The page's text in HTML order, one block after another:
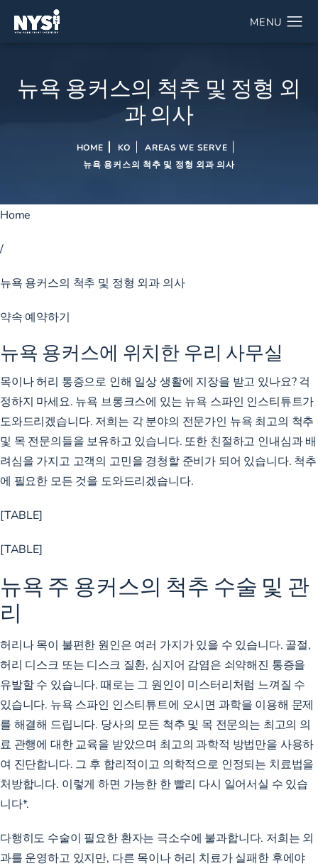
뉴욕 용커스의 척추 및 정형 외
과 의사
HOME KO
AREAS WE SERVE
뉴욕 용커스의 척추 및 정형 외과 의사
Home
/
뉴욕 용커스의 척추 및 정형 외과 의사
약속 예약하기
뉴욕 용커스에 위치한 우리 사무실
목이나 허리 통증으로 인해 일상 생활에 지장을 받고 있나요? 걱
정하지 마세요. 뉴욕 브롱크스에 있는 뉴욕 스파인 인스티튜트가
도와드리겠습니다. 저희는 각 분야의 전문가인 뉴욕 최고의 척추
및 목 전문의들을 보유하고 있습니다. 또한 친절하고 인내심과 배
려심을 가지고 고객의 고민을 경청할 준비가 되어 있습니다. 척추
에 필요한 모든 것을 도와드리겠습니다.
[TABLE]
[TABLE]
뉴욕 주 용커스의 척추 수술 및 관
리
허리나 목이 불편한 원인은 여러 가지가 있을 수 있습니다. 골절,
허리 디스크 또는 디스크 질환, 심지어 감염은 쇠약해진 통증을
유발할 수 있습니다. 때로는 그 원인이 미스터리처럼 느껴질 수
있습니다. 뉴욕 스파인 인스티튜트에 오시면 과학을 이용해 문제
를 해결해 드립니다. 당사의 모든 척추 및 목 전문의는 최고의 의
료 관행에 대한 교육을 받았으며 최고의 과학적 방법만을 사용하
여 진단합니다. 그 후 합리적이고 의학적으로 인정되는 치료법을
처방합니다. 이렇게 하면 가능한 한 빨리 다시 일어서실 수 있습
니다*.
다행히도 수술이 필요한 환자는 극소수에 불과합니다. 저희는 외
과를 운영하고 있지만, 다른 목이나 허리 치료가 실패한 후에야